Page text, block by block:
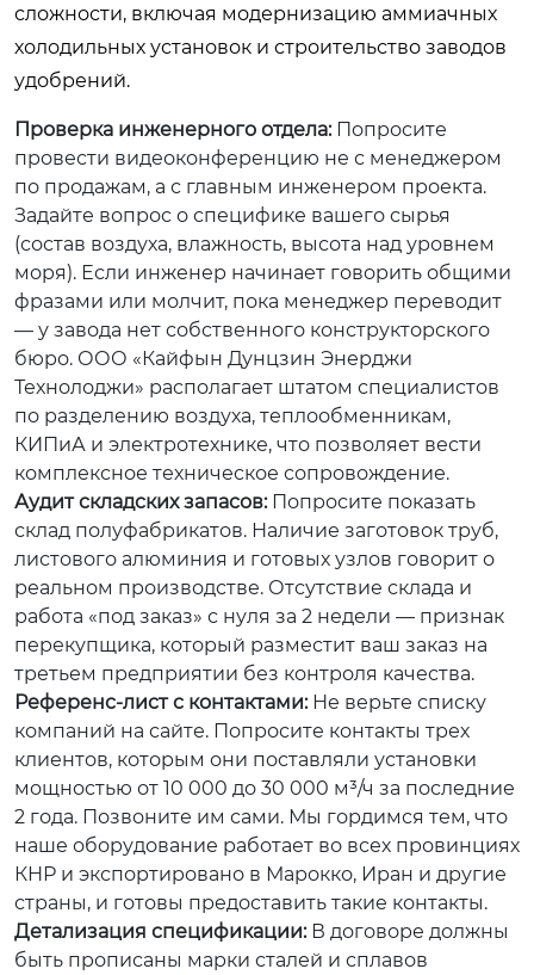
сложности, включая модернизацию аммиачных
холодильных установок и строительство заводов
удобрений.
Проверка инженерного отдела:Попросите
провести видеоконференцию не с менеджером
по продажам, а с главным инженером проекта.
Задайте вопрос о специфике вашего сырья
(состав воздуха, влажность, высота над уровнем
моря). Если инженер начинает говорить общими
фразами или молчит, пока менеджер переводит
— у завода нет собственного конструкторского
бюро. ООО «Кайфын Дунцзин Энерджи
Технолоджи» располагает штатом специалистов
по разделению воздуха, теплообменникам,
КИПиА и электротехнике, что позволяет вести
комплексное техническое сопровождение.
Аудит складских запасов:Попросите показать
склад полуфабрикатов. Наличие заготовок труб,
листового алюминия и готовых узлов говорит о
реальном производстве. Отсутствие склада и
работа «под заказ» с нуля за 2 недели — признак
перекупщика, который разместит ваш заказ на
третьем предприятии без контроля качества.
Референс-лист с контактами:Не верьте списку
компаний на сайте. Попросите контакты трех
клиентов, которым они поставляли установки
мощностью от 10 000 до 30 000 м³/ч за последние
2 года. Позвоните им сами. Мы гордимся тем, что
наше оборудование работает во всех провинциях
КНР и экспортировано в Марокко, Иран и другие
страны, и готовы предоставить такие контакты.
Детализация спецификации:В договоре должны
быть прописаны марки сталей и сплавов